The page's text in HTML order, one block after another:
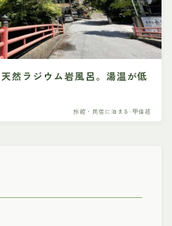
然ラジウム岩風呂。湯温が低
旅館・民宿に泊まる-甲信越